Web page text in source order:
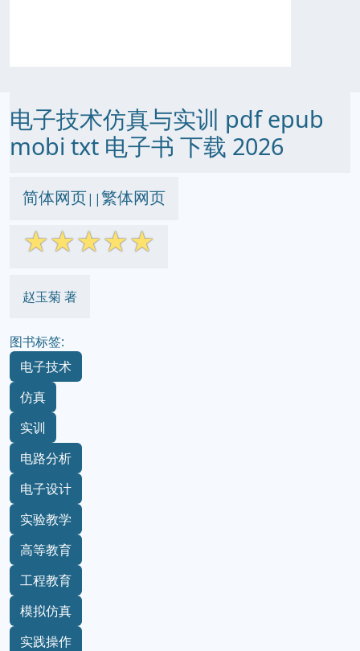
电子技术仿真与实训 pdf epub
mobi txt 电子书 下载 2026
简体网页||繁体网页
☆☆☆☆☆
赵玉菊 著
图书标签:
电子技术
仿真
实训
电路分析
电子设计
实验教学
高等教育
工程教育
模拟仿真
实践操作